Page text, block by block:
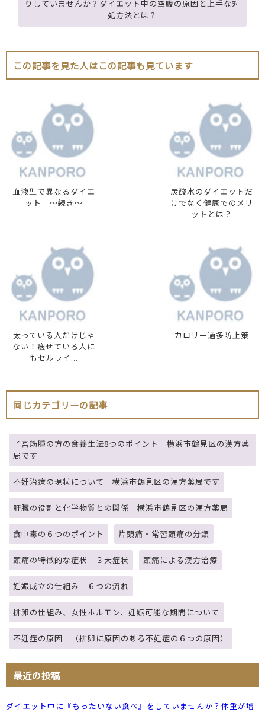
りしていませんか？ダイエット中の空腹の原因と上手な対
処方法とは？
この記事を見た人はこの記事も見ています
血液型で異なるダイエ
ット 〜続き〜
炭酸水のダイエットだ
けでなく健康でのメリ
ットとは？
太っている人だけじゃ
ない！痩せている人に
もセルライ...
カロリー過多防止策
同じカテゴリーの記事
子宮筋腫の方の食養生法8つのポイント 横浜市鶴見区の漢方薬
局です
不妊治療の現状について 横浜市鶴見区の漢方薬局です
肝臓の役割と化学物質との関係 横浜市鶴見区の漢方薬局
食中毒の６つのポイント 片頭痛・常習頭痛の分類
頭痛の特徴的な症状 ３大症状 頭痛による漢方治療
妊娠成立の仕組み ６つの流れ
排卵の仕組み、女性ホルモン、妊娠可能な期間について
不妊症の原因 （排卵に原因のある不妊症の６つの原因）
最近の投稿
ダイエット中に『もったいない食べ』をしていませんか？体重が増